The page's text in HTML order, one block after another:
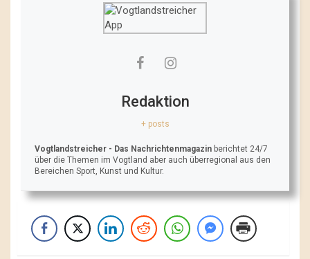
Redaktion
+ posts
Vogtlandstreicher - Das Nachrichtenmagazin berichtet 24/7
über die Themen im Vogtland aber auch überregional aus den
Bereichen Sport, Kunst und Kultur.